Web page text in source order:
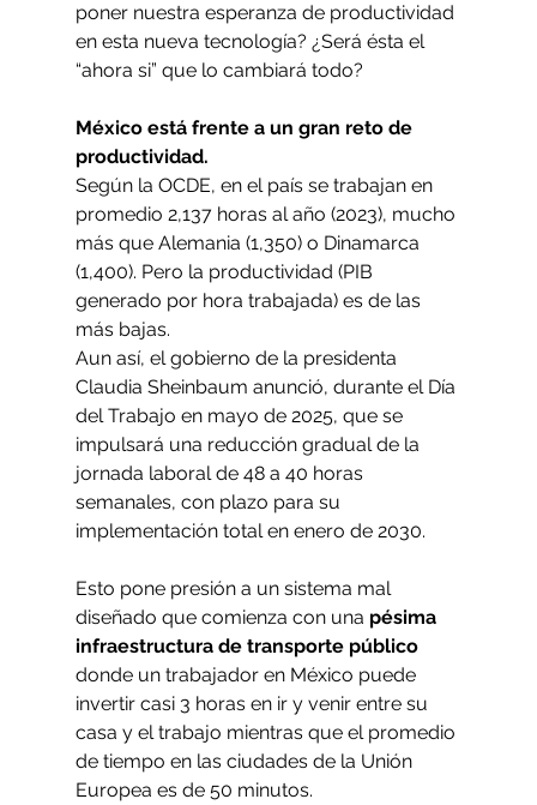
poner nuestra esperanza de productividad
en esta nueva tecnología? ¿Será ésta el
“ahora si” que lo cambiará todo?
México está frente a un gran reto de
productividad.
Según la OCDE, en el país se trabajan en
promedio 2,137 horas al año (2023), mucho
más que Alemania (1,350) o Dinamarca
(1,400). Pero la productividad (PIB
generado por hora trabajada) es de las
más bajas.
Aun así, el gobierno de la presidenta
Claudia Sheinbaum anunció, durante el Día
del Trabajo en mayo de 2025, que se
impulsará una reducción gradual de la
jornada laboral de 48 a 40 horas
semanales, con plazo para su
implementación total en enero de 2030.
Esto pone presión a un sistema mal
diseñado que comienza con una pésima
infraestructura de transporte público
donde un trabajador en México puede
invertir casi 3 horas en ir y venir entre su
casa y el trabajo mientras que el promedio
de tiempo en las ciudades de la Unión
Europea es de 50 minutos.